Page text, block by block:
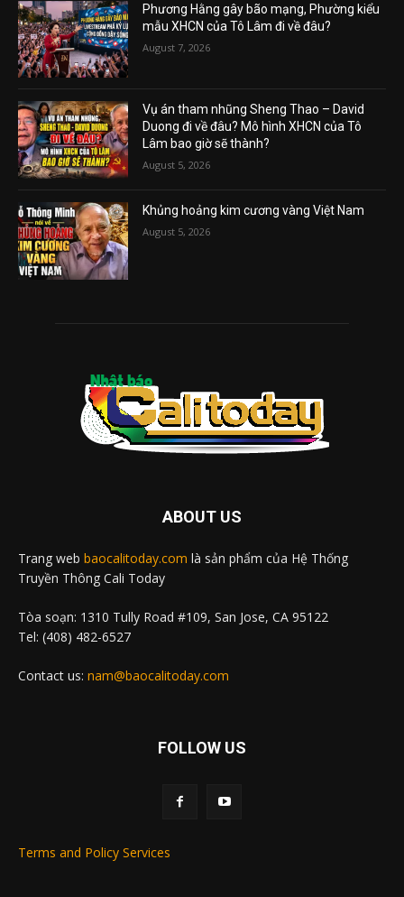
Phương Hằng gây bão mạng, Phường kiểu
mẫu XHCN của Tô Lâm đi về đâu?
August 7, 2026
Vụ án tham nhũng Sheng Thao – David
Duong đi về đâu? Mô hình XHCN của Tô
Lâm bao giờ sẽ thành?
August 5, 2026
Khủng hoảng kim cương vàng Việt Nam
August 5, 2026
ABOUT US
Trang web baocalitoday.com là sản phẩm của Hệ Thống
Truyền Thông Cali Today
Tòa soạn: 1310 Tully Road #109, San Jose, CA 95122
Tel: (408) 482-6527
Contact us: nam@baocalitoday.com
FOLLOW US
Terms and Policy Services